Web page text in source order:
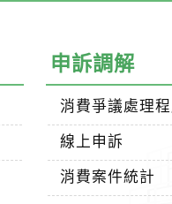
申訴調解
消費爭議處理
線上申訴
消費案件統計